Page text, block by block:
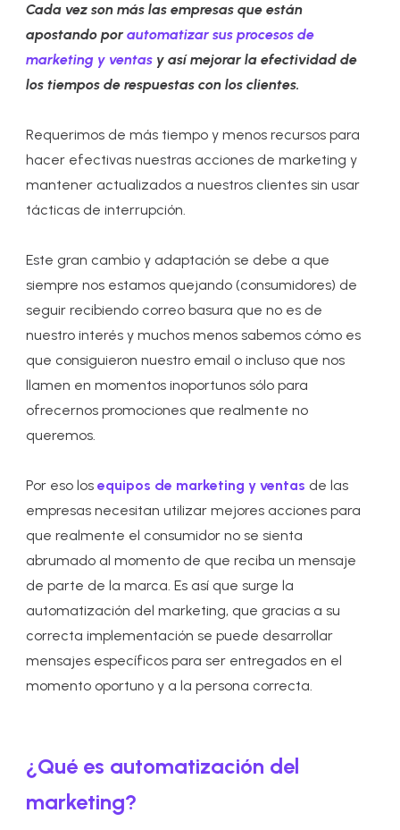
Cada vez son más las empresas que están
apostando porautomatizar sus procesos de
marketing y ventas y así mejorar la efectividad de
los tiempos de respuestas con los clientes.
Requerimos de más tiempo y menos recursos para
hacer efectivas nuestras acciones de marketing y
mantener actualizados a nuestros clientes sin usar
tácticas de interrupción.
Este gran cambio y adaptación se debe a que
siempre nos estamos quejando (consumidores) de
seguir recibiendo correo basura que no es de
nuestro interés y muchos menos sabemos cómo es
que consiguieron nuestro email o incluso que nos
llamen en momentos inoportunos sólo para
ofrecernos promociones que realmente no
queremos.
Por eso losequipos de marketing y ventas de las
empresas necesitan utilizar mejores acciones para
que realmente el consumidor no se sienta
abrumado al momento de que reciba un mensaje
de parte de la marca. Es así que surge la
automatización del marketing, que gracias a su
correcta implementación se puede desarrollar
mensajes específicos para ser entregados en el
momento oportuno y a la persona correcta.
¿Qué es automatización del
marketing?